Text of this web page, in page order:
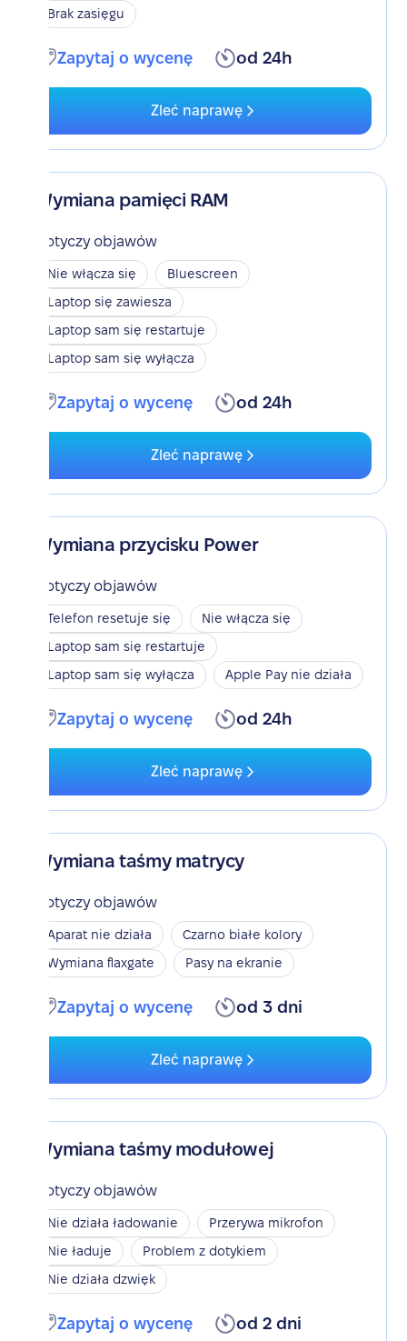
Brak zasięgu
Zapytaj o wycenę od 24h
Zleć naprawę
Wymiana pamięci RAM
Dotyczy objawów
Nie włącza się
Bluescreen
Laptop się zawiesza
Laptop sam się restartuje
Laptop sam się wyłącza
Zapytaj o wycenę od 24h
Zleć naprawę
Wymiana przycisku Power
Dotyczy objawów
Telefon resetuje się
Nie włącza się
Laptop sam się restartuje
Laptop sam się wyłącza
Apple Pay nie działa
Zapytaj o wycenę od 24h
Zleć naprawę
Wymiana taśmy matrycy
Dotyczy objawów
Aparat nie działa
Czarno białe kolory
Wymiana flaxgate
Pasy na ekranie
Zapytaj o wycenę od 3 dni
Zleć naprawę
Wymiana taśmy modułowej
Dotyczy objawów
Nie działa ładowanie
Przerywa mikrofon
Nie ładuje
Problem z dotykiem
Nie działa dzwięk
Zapytaj o wycenę od 2 dni